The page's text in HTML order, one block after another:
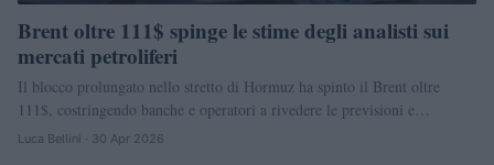
Brent oltre 111$ spinge le stime degli analisti sui
mercati petroliferi
Il blocco prolungato nello stretto di Hormuz ha spinto il Brent oltre
111$, costringendo banche e operatori a rivedere le previsioni e…
Luca Bellini · 30 Apr 2026